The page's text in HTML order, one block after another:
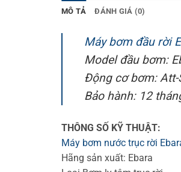
MÔ TẢ ĐÁNH GIÁ (0)
Máy bơm đầu rời
Model đầu bơm:
Động cơ bơm: Att-
Bảo hành: 12
THÔNG SỐ KỸ THUẬT:
Máy bơm nước trục rời
Hãng sản xuất: Ebara